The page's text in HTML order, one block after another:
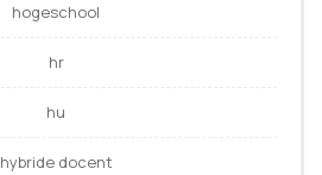
hogeschool
hr
hu
hybride docent